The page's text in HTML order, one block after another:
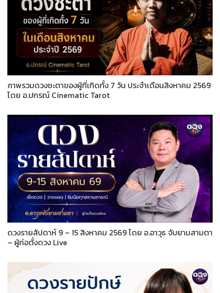
ภาพรวมดวงชะตาของผู้ที่เกิดทั้ง 7 วัน ประจำเดือนสิงหาคม 2569
โดย อ.ปกรณ์ Cinematic Tarot
ดวงรายสัปดาห์ 9 – 15 สิงหาคม 2569 โดย อ.อาวุธ จับยามสามตา
– ผู้ก่อตั้งดวง Live